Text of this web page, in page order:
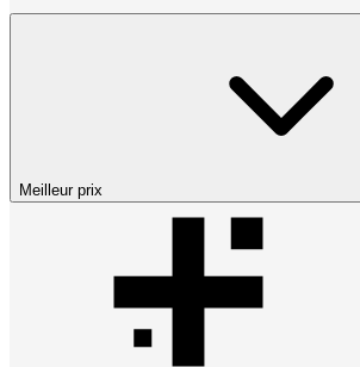
Meilleur prix